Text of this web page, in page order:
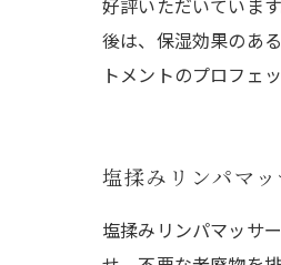
好評いただいていま
後は、保湿効果のあ
トメントのプロフェ
塩揉みリンパマ
塩揉みリンパマッサ